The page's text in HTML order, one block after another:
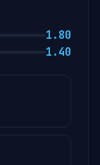
1.80
1.40